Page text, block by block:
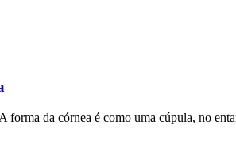
da córnea é como uma cúpula, no